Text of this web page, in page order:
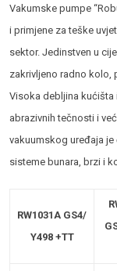
Vakumske pumpe
i primjene za teške
sektor. Jedinstven u
zakrivljeno radno kolo,
Visoka debljina
abrazivnih tečnosti i
vakuumskog uređaja
sisteme bunara, brzi i
RW1031A GS4/
Y498 +TT